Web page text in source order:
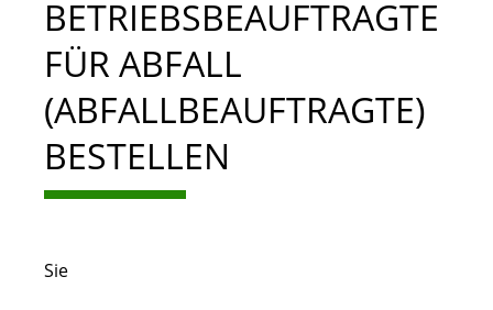
BETRIEBSBEAUFTRAGTE
FÜR ABFALL
(ABFALLBEAUFTRAGTE)
BESTELLEN
Sie